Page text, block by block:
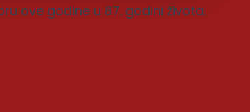
ove godine u 87. godini života.